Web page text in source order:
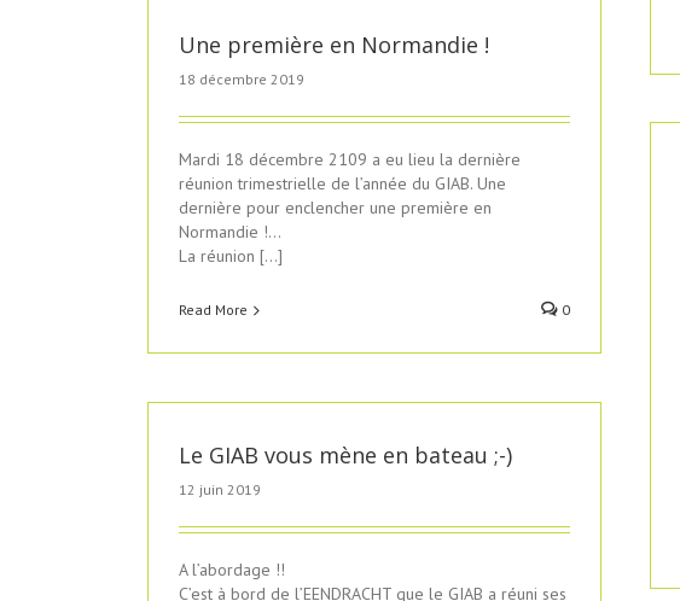
Une première en Normandie !
18 décembre 2019
Mardi 18 décembre 2109 a eu lieu la dernière
réunion trimestrielle de l’année du GIAB. Une
dernière pour enclencher une première en
Normandie !…
La réunion […]
Read More 0
Le GIAB vous mène en bateau ;-)
12 juin 2019
A l’abordage !!
C’est à bord de l’EENDRACHT que le GIAB a réuni ses